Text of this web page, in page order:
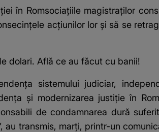
în Romsociaţiile magistraţilor
acţiunilor lor şi să se
dolari. Află ce au făcut cu banii!
sistemului judiciar,
şi modernizarea justiţie în
de condamnarea dură
au transmis, marţi, printr-un